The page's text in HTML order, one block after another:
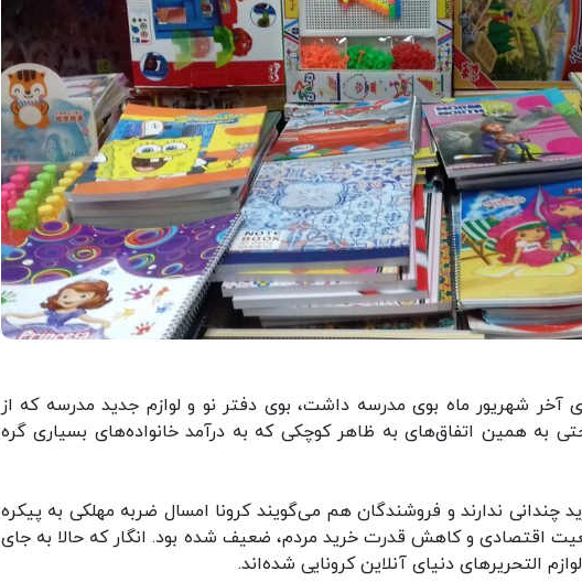
آخر شهریور ماه بوی مدرسه داشت، بوی دفتر نو و لوازم جدید مدرسه که از
به همین اتفاق‌های به ظاهر کوچکی که به درآمد خانواده‌های بسیاری گره
چندانی ندارند و فروشندگان هم می‌گویند کرونا امسال ضربه مهلکی به پیکره
اقتصادی و کاهش قدرت خرید مردم، ضعیف شده بود. انگار که حالا به جای
التحریرهای دنیای آنلاین کرونایی شده‌اند.